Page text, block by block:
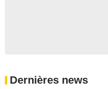
Dernières news